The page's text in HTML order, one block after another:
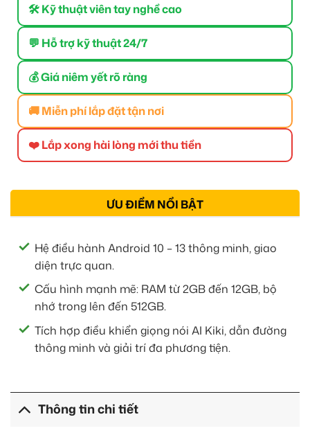
🛠 Kỹ thuật viên tay nghề cao
💬 Hỗ trợ kỹ thuật 24/7
💰 Giá niêm yết rõ ràng
🚚 Miễn phí lắp đặt tận nơi
❤️ Lắp xong hài lòng mới thu tiền
ƯU ĐIỂM NỔI BẬT
Hệ điều hành Android 10 – 13 thông minh, giao
diện trực quan.
Cấu hình mạnh mẽ: RAM từ 2GB đến 12GB, bộ
nhớ trong lên đến 512GB.
Tích hợp điều khiển giọng nói AI Kiki, dẫn đường
thông minh và giải trí đa phương tiện.
Thông tin chi tiết